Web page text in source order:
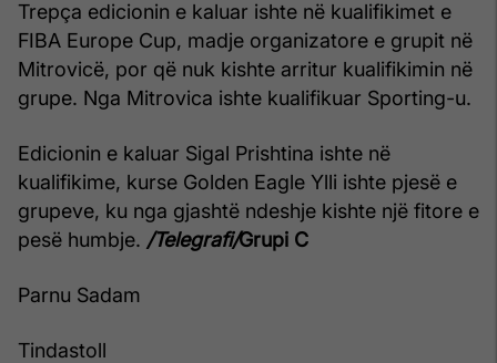
Trepça edicionin e kaluar ishte në kualifikimet e
FIBA Europe Cup, madje organizatore e grupit në
Mitrovicë, por që nuk kishte arritur kualifikimin në
grupe. Nga Mitrovica ishte kualifikuar Sporting-u.
Edicionin e kaluar Sigal Prishtina ishte në
kualifikime, kurse Golden Eagle Ylli ishte pjesë e
grupeve, ku nga gjashtë ndeshje kishte një fitore e
pesë humbje. /Telegrafi/Grupi C
Parnu Sadam
Tindastoll